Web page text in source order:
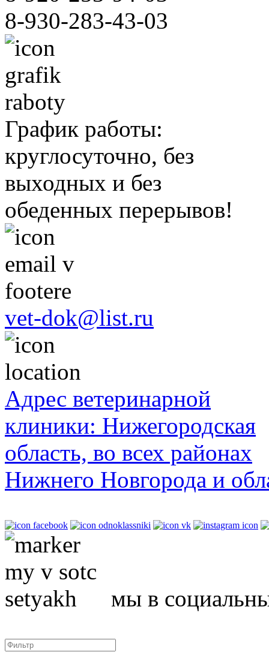
8-930-283-43-03
График работы:
круглосуточно, без
выходных и без
обеденных перерывов!
vet-dok@list.ru
Адрес ветеринарной
клиники: Нижегородская
область, во всех районах
Нижнего Новгорода и
мы в